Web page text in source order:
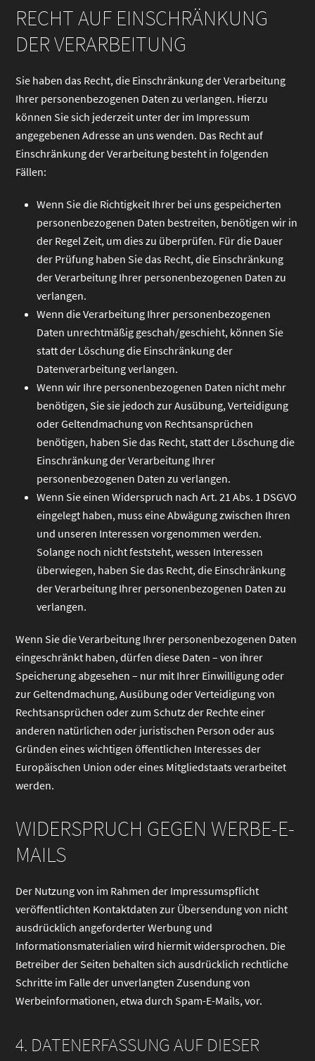
RECHT AUF EINSCHRÄNKUNG
DER VERARBEITUNG
Sie haben das Recht, die Einschränkung der Verarbeitung
Ihrer personenbezogenen Daten zu verlangen. Hierzu
können Sie sich jederzeit unter der im Impressum
angegebenen Adresse an uns wenden. Das Recht auf
Einschränkung der Verarbeitung besteht in folgenden
Fällen:
Wenn Sie die Richtigkeit Ihrer bei uns gespeicherten
personenbezogenen Daten bestreiten, benötigen wir in
der Regel Zeit, um dies zu überprüfen. Für die Dauer
der Prüfung haben Sie das Recht, die Einschränkung
der Verarbeitung Ihrer personenbezogenen Daten zu
verlangen.
Wenn die Verarbeitung Ihrer personenbezogenen
Daten unrechtmäßig geschah/geschieht, können Sie
statt der Löschung die Einschränkung der
Datenverarbeitung verlangen.
Wenn wir Ihre personenbezogenen Daten nicht mehr
benötigen, Sie sie jedoch zur Ausübung, Verteidigung
oder Geltendmachung von Rechtsansprüchen
benötigen, haben Sie das Recht, statt der Löschung die
Einschränkung der Verarbeitung Ihrer
personenbezogenen Daten zu verlangen.
Wenn Sie einen Widerspruch nach Art. 21 Abs. 1 DSGVO
eingelegt haben, muss eine Abwägung zwischen Ihren
und unseren Interessen vorgenommen werden.
Solange noch nicht feststeht, wessen Interessen
überwiegen, haben Sie das Recht, die Einschränkung
der Verarbeitung Ihrer personenbezogenen Daten zu
verlangen.
Wenn Sie die Verarbeitung Ihrer personenbezogenen Daten
eingeschränkt haben, dürfen diese Daten – von ihrer
Speicherung abgesehen – nur mit Ihrer Einwilligung oder
zur Geltendmachung, Ausübung oder Verteidigung von
Rechtsansprüchen oder zum Schutz der Rechte einer
anderen natürlichen oder juristischen Person oder aus
Gründen eines wichtigen öffentlichen Interesses der
Europäischen Union oder eines Mitgliedstaats verarbeitet
werden.
WIDERSPRUCH GEGEN WERBE-E-
MAILS
Der Nutzung von im Rahmen der Impressumspflicht
veröffentlichten Kontaktdaten zur Übersendung von nicht
ausdrücklich angeforderter Werbung und
Informationsmaterialien wird hiermit widersprochen. Die
Betreiber der Seiten behalten sich ausdrücklich rechtliche
Schritte im Falle der unverlangten Zusendung von
Werbeinformationen, etwa durch Spam-E-Mails, vor.
4. DATENERFASSUNG AUF DIESER